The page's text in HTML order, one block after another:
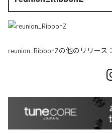
reunion_RibbonZの他のリリース：